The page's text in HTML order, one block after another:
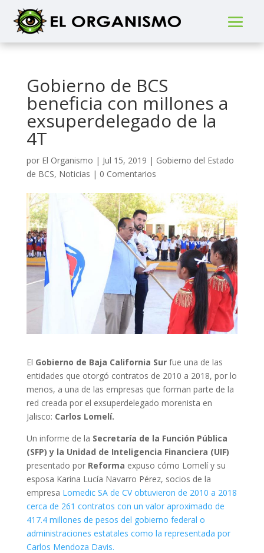
Gobierno de BCS
beneficia con millones a
exsuperdelegado de la
4T
por El Organismo | Jul 15, 2019 | Gobierno del Estado
de BCS, Noticias | 0 Comentarios
El Gobierno de Baja California Sur fue una de las
entidades que otorgó contratos de 2010 a 2018, por lo
menos, a una de las empresas que forman parte de la
red creada por el exsuperdelegado morenista en
Jalisco: Carlos Lomelí.
Un informe de la Secretaría de la Función Pública
(SFP) y la Unidad de Inteligencia Financiera (UIF)
presentado por Reforma expuso cómo Lomelí y su
esposa Karina Lucía Navarro Pérez, socios de la
empresa Lomedic SA de CV obtuvieron de 2010 a 2018
cerca de 261 contratos con un valor aproximado de
417.4 millones de pesos del gobierno federal o
administraciones estatales como la representada por
Carlos Mendoza Davis.